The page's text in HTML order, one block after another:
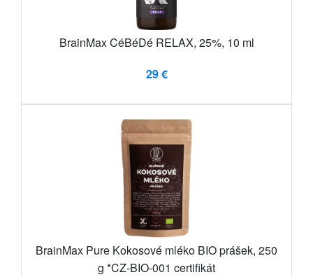
BrainMax CéBéDé RELAX, 25%, 10 ml
29 €
BrainMax Pure Kokosové mléko BIO prášek, 250
g *CZ-BIO-001 certifikát